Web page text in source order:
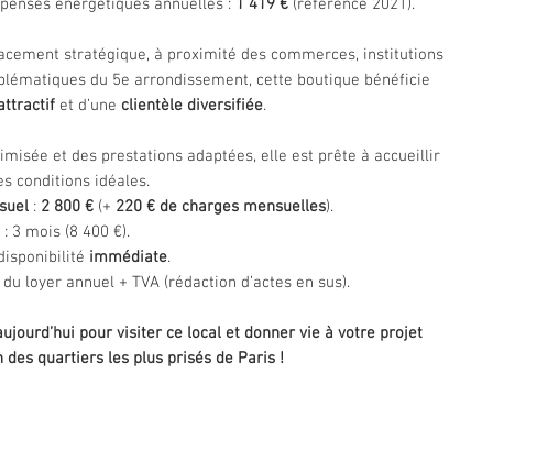
énergétiques annuelles : 1 419 € (référence 2021).
stratégique, à proximité des commerces, institutions
du 5e arrondissement, cette boutique bénéficie
et d’une clientèle diversifiée.
et des prestations adaptées, elle est prête à accueillir
conditions idéales.
: 2 800 € (+ 220 € de charges mensuelles).
: 3 mois (8 400 €).
immédiate.
du loyer annuel + TVA (rédaction d’actes en sus).
pour visiter ce local et donner vie à votre projet
des quartiers les plus prisés de Paris !